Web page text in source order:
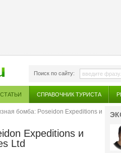
Поиск по сайту:
СТАТЬИ СПРАВОЧНИК ТУРИСТА
бомба: Poseidon Expeditions и
Expeditions и
Ltd